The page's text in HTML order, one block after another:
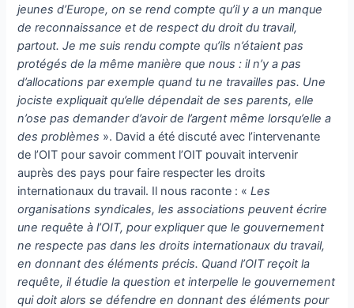
jeunes d’Europe, on se rend compte qu’il y a un manque
de reconnaissance et de respect du droit du travail,
partout. Je me suis rendu compte qu’ils n’étaient pas
protégés de la même manière que nous : il n’y a pas
d’allocations par exemple quand tu ne travailles pas. Une
jociste expliquait qu’elle dépendait de ses parents, elle
n’ose pas demander d’avoir de l’argent même lorsqu’elle a
des problèmes ». David a été discuté avec l’intervenante
de l’OIT pour savoir comment l’OIT pouvait intervenir
auprès des pays pour faire respecter les droits
internationaux du travail. Il nous raconte : « Les
organisations syndicales, les associations peuvent écrire
une requête à l’OIT, pour expliquer que le gouvernement
ne respecte pas dans les droits internationaux du travail,
en donnant des éléments précis. Quand l’OIT reçoit la
requête, il étudie la question et interpelle le gouvernement
qui doit alors se défendre en donnant des éléments pour